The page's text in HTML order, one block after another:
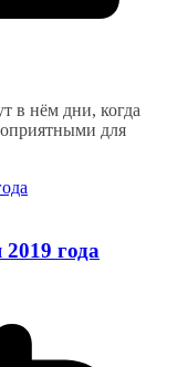
в нём дни, когда
для
года